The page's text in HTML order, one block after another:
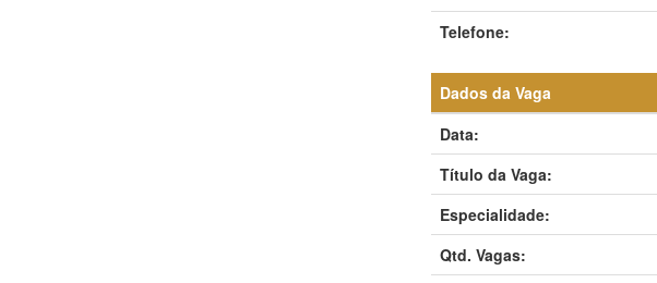
Telefone:
Dados da Vaga
Data:
Título da Vaga:
Especialidade:
Qtd. Vagas: